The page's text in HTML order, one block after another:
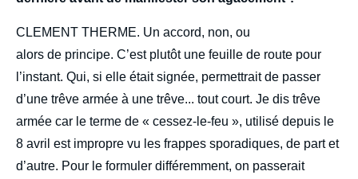
CLEMENT THERME. Un accord, non, ou
alors de principe. C’est plutôt une feuille de route pour
l’instant. Qui, si elle était signée, permettrait de passer
d’une trêve armée à une trêve... tout court. Je dis trêve
armée car le terme de « cessez-le-feu », utilisé depuis le
8 avril est impropre vu les frappes sporadiques, de part et
d’autre. Pour le formuler différemment, on passerait